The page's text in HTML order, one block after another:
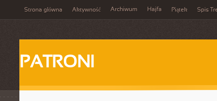
Strona główna Aktywność Archiwum Hajfa Piątek Spis
PATRONI